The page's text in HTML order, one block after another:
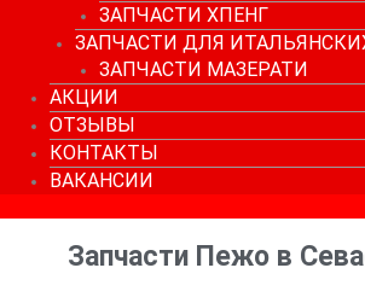
ЗАПЧАСТИ ХПЕНГ
ЗАПЧАСТИ ДЛЯ
ЗАПЧАСТИ МАЗЕРАТИ
АКЦИИ
ОТЗЫВЫ
КОНТАКТЫ
ВАКАНСИИ
Запчасти Пежо в